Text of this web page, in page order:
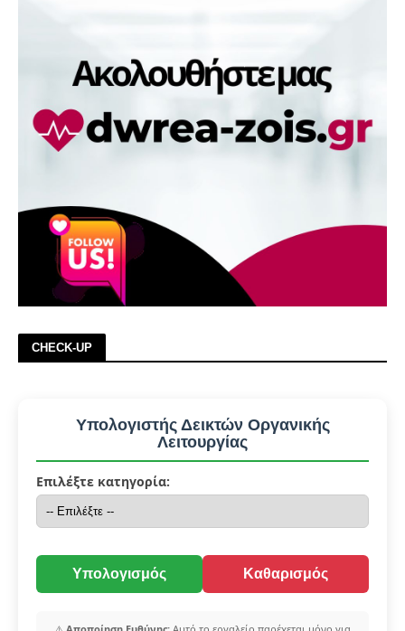
CHECK-UP
Υπολογιστής Δεικτών Οργανικής
Λειτουργίας
Επιλέξτε κατηγορία:
Υπολογισμός Καθαρισμός